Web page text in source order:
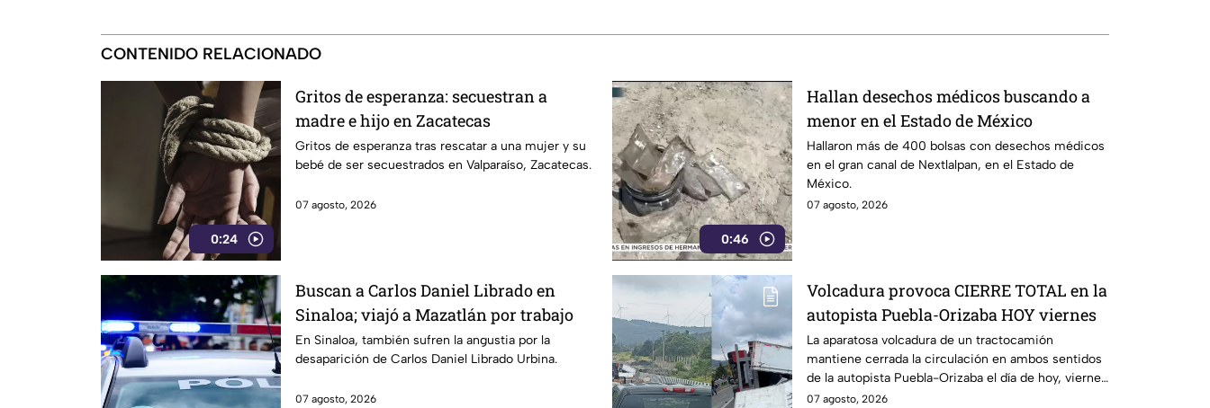
CONTENIDO RELACIONADO
0:24
Gritos de esperanza: secuestran a
madre e hijo en Zacatecas
Gritos de esperanza tras rescatar a una mujer y su
bebé de ser secuestrados en Valparaíso, Zacatecas.
07 agosto, 2026
0:46
Hallan desechos médicos buscando a
menor en el Estado de México
Hallaron más de 400 bolsas con desechos médicos
en el gran canal de Nextlalpan, en el Estado de
México.
07 agosto, 2026
Buscan a Carlos Daniel Librado en
Sinaloa; viajó a Mazatlán por trabajo
En Sinaloa, también sufren la angustia por la
desaparición de Carlos Daniel Librado Urbina.
07 agosto, 2026
Volcadura provoca CIERRE TOTAL en la
autopista Puebla-Orizaba HOY viernes
La aparatosa volcadura de un tractocamión
mantiene cerrada la circulación en ambos sentidos
de la autopista Puebla-Orizaba el día de hoy, viernes
7 de agosto.
07 agosto, 2026